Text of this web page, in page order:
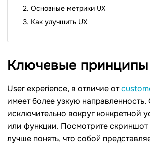
Основные метрики UX
Как улучшить UX
Ключевые принципы
User experience, в отличие от
имеет более узкую направленность.
исключительно вокруг конкретной
или функции. Посмотрите скриншот
лучше понять, что собой